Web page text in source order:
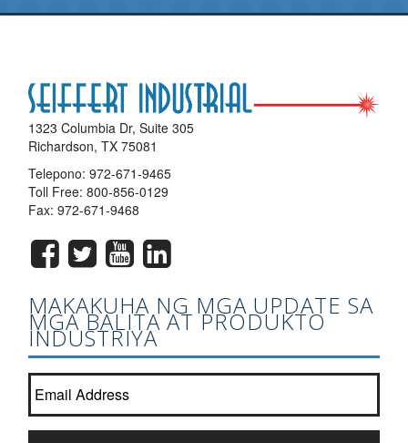
1323 Columbia Dr, Suite 305
Richardson, TX 75081
Telepono: 972-671-9465
Toll Free: 800-856-0129
Fax: 972-671-9468
MAKAKUHA NG MGA UPDATE SA
MGA BALITA AT PRODUKTO
INDUSTRIYA
Sumali sa aming newsletter listahan? *